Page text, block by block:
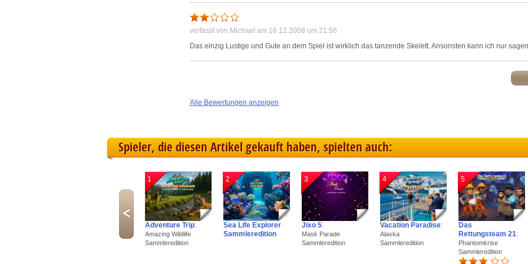
verfasst von Michael am 16.12.2008 um 21:56
Das einzig Lustige und Gute an dem Spiel ist wirklich das tanzende Skelett. Ansonsten kann ich nur
Alle Bewertungen anzeigen
Spieler, die diesen Artikel gekauft haben, spielten auch:
1
Adventure Trip:
Amazing Wildlife
Sammleredition
2
Sea Life Explorer
Sammleredition
3
Jixo 5:
Mask Parade
Sammleredition
4
Vacation Paradise:
Alaska
Sammleredition
5
Das
Rettungsteam 21:
Phantomkrise
Sammleredition